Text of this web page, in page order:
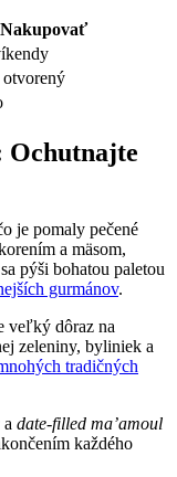
Ochutnajte
je pomaly pečené
a mäsom,
pýši bohatou paletou
gurmánov.
veľký dôraz na
zeleniny, byliniek a
tradičných
a date-filled ma’amoul
každého